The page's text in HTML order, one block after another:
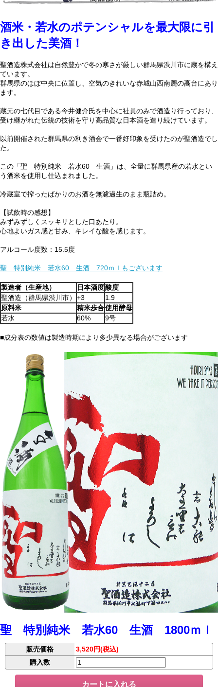
酒米・若水のポテンシャルを最大限に引
き出した美酒！
聖酒造株式会社は自然豊かで冬の寒さが厳しい群馬県渋川市に蔵を構え
ています。
群馬県のほぼ中央に位置し、空気のきれいな赤城山西南麓の高台にあり
ます。
蔵元の七代目である今井健介氏を中心に社員のみで酒造り行っており、
受け継がれた伝統の技術を守り高品質な日本酒を造り続けています。
以前開催された群馬県の利き酒会で一番好印象を受けたのが聖酒造でし
た。
この「聖 特別純米 若水60 生酒」は、全量に群馬県産の若水とい
う酒米を使用し仕込まれました。
冷蔵室で搾ったばかりのお酒を無濾過生のまま瓶詰め。
【試飲時の感想】
みずみずしくスッキリとした口あたり。
心地よいガス感と甘み、キレイな酸を感じます。
アルコール度数：15.5度
聖 特別純米 若水60 生酒 720ｍｌもございます
製造者（生産地） 日本酒度酸度
聖酒造（群馬県渋川市）
+3
1.9
原料米
精米歩合使用酵母
若水
60% 9号
■成分表の数値は製造時期により多少異なる場合がございます
聖 特別純米 若水60 生酒 1800ｍｌ
販売価格
3,520円(税込)
購入数